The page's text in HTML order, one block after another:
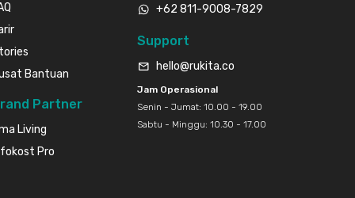
Bantuan
Partner
Living
Pro
+62 811-9008-7829
Support
hello@rukita.co
Jam Operasional
Senin - Jumat: 10.00 - 19.00
Sabtu - Minggu: 10.30 - 17.00